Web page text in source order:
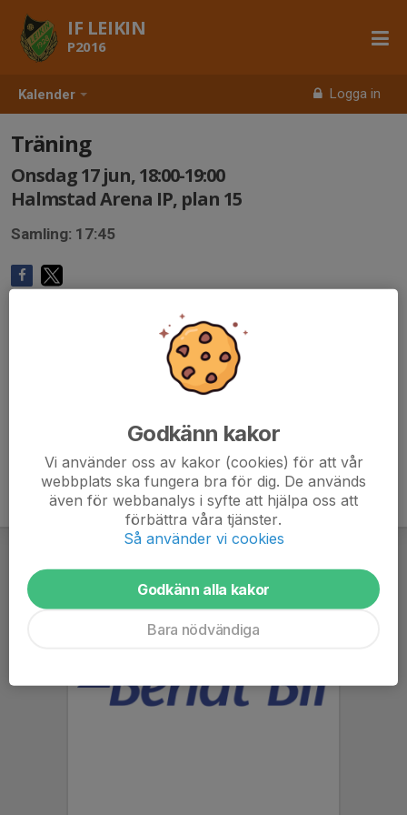
Kalender Logga in
IF LEIKIN
P2016
Träning
Onsdag 17 jun, 18:00-19:00
Halmstad Arena IP, plan 15
Samling: 17:45
Godkänn kakor
Vi använder oss av kakor (cookies) för att vår
webbplats ska fungera bra för dig. De används
även för webbanalys i syfte att hjälpa oss att
förbättra våra tjänster.
Så använder vi cookies
Godkänn alla kakor
Bara nödvändiga